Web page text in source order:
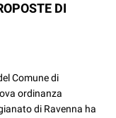
DI
Comune di
ordinanza
di Ravenna ha